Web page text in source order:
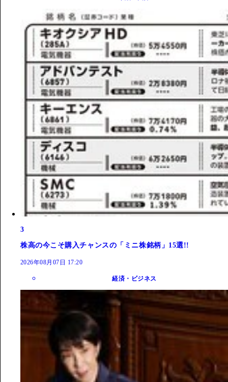
3
株高の今こそ購入チャンスの「ミニ株銘柄」15選!!
2026年08月07日 17:20
経済・ビジネス